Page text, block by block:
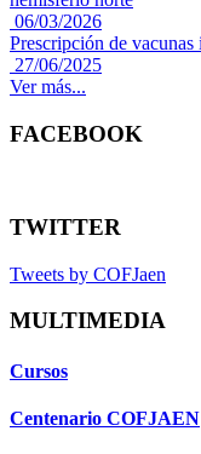
06/03/2026
Prescripción de
27/06/2025
Ver más...
FACEBOOK
TWITTER
Tweets by COFJaen
MULTIMEDIA
Cursos
Centenario COFJAEN